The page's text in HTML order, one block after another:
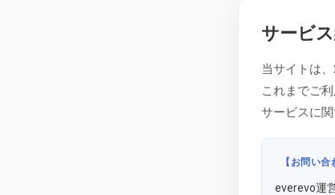
サービ
当サイトは
これまでご
サービスに
【お問い合
everevo運